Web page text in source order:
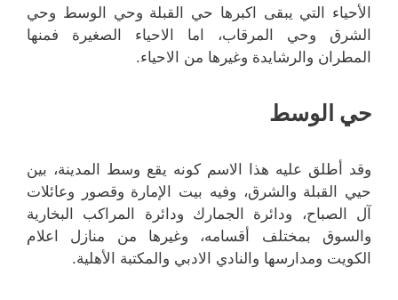
الأحياء التي يبقى اكبرها حي القبلة وحي الوسط وحي
الشرق وحي المرقاب، اما الاحياء الصغيرة فمنها
المطران والرشايدة وغيرها من الاحياء.
حي الوسط
وقد أطلق عليه هذا الاسم كونه يقع وسط المدينة، بين
حيي القبلة والشرق، وفيه بيت الإمارة وقصور وعائلات
آل الصباح، ودائرة الجمارك ودائرة المراكب البخارية
والسوق بمختلف أقسامه، وغيرها من منازل اعلام
الكويت ومدارسها والنادي الادبي والمكتبة الأهلية.